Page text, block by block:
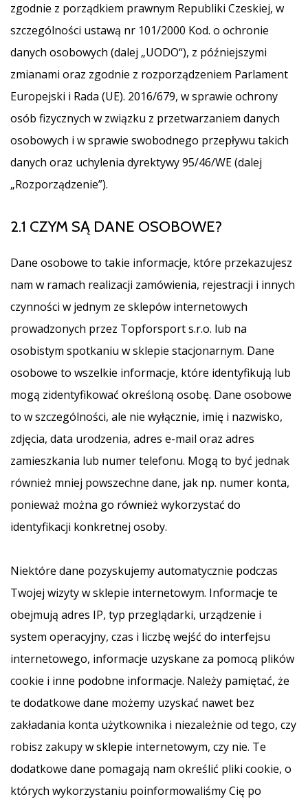
zgodnie z porządkiem prawnym Republiki Czeskiej, w
szczególności ustawą nr 101/2000 Kod. o ochronie
danych osobowych (dalej „UODO“), z późniejszymi
zmianami oraz zgodnie z rozporządzeniem Parlament
Europejski i Rada (UE). 2016/679, w sprawie ochrony
osób fizycznych w związku z przetwarzaniem danych
osobowych i w sprawie swobodnego przepływu takich
danych oraz uchylenia dyrektywy 95/46/WE (dalej
„Rozporządzenie”).
2.1 CZYM SĄ DANE OSOBOWE?
Dane osobowe to takie informacje, które przekazujesz
nam w ramach realizacji zamówienia, rejestracji i innych
czynności w jednym ze sklepów internetowych
prowadzonych przez Topforsport s.r.o. lub na
osobistym spotkaniu w sklepie stacjonarnym. Dane
osobowe to wszelkie informacje, które identyfikują lub
mogą zidentyfikować określoną osobę. Dane osobowe
to w szczególności, ale nie wyłącznie, imię i nazwisko,
zdjęcia, data urodzenia, adres e-mail oraz adres
zamieszkania lub numer telefonu. Mogą to być jednak
również mniej powszechne dane, jak np. numer konta,
ponieważ można go również wykorzystać do
identyfikacji konkretnej osoby.
Niektóre dane pozyskujemy automatycznie podczas
Twojej wizyty w sklepie internetowym. Informacje te
obejmują adres IP, typ przeglądarki, urządzenie i
system operacyjny, czas i liczbę wejść do interfejsu
internetowego, informacje uzyskane za pomocą plików
cookie i inne podobne informacje. Należy pamiętać, że
te dodatkowe dane możemy uzyskać nawet bez
zakładania konta użytkownika i niezależnie od tego, czy
robisz zakupy w sklepie internetowym, czy nie. Te
dodatkowe dane pomagają nam określić pliki cookie, o
których wykorzystaniu poinformowaliśmy Cię po